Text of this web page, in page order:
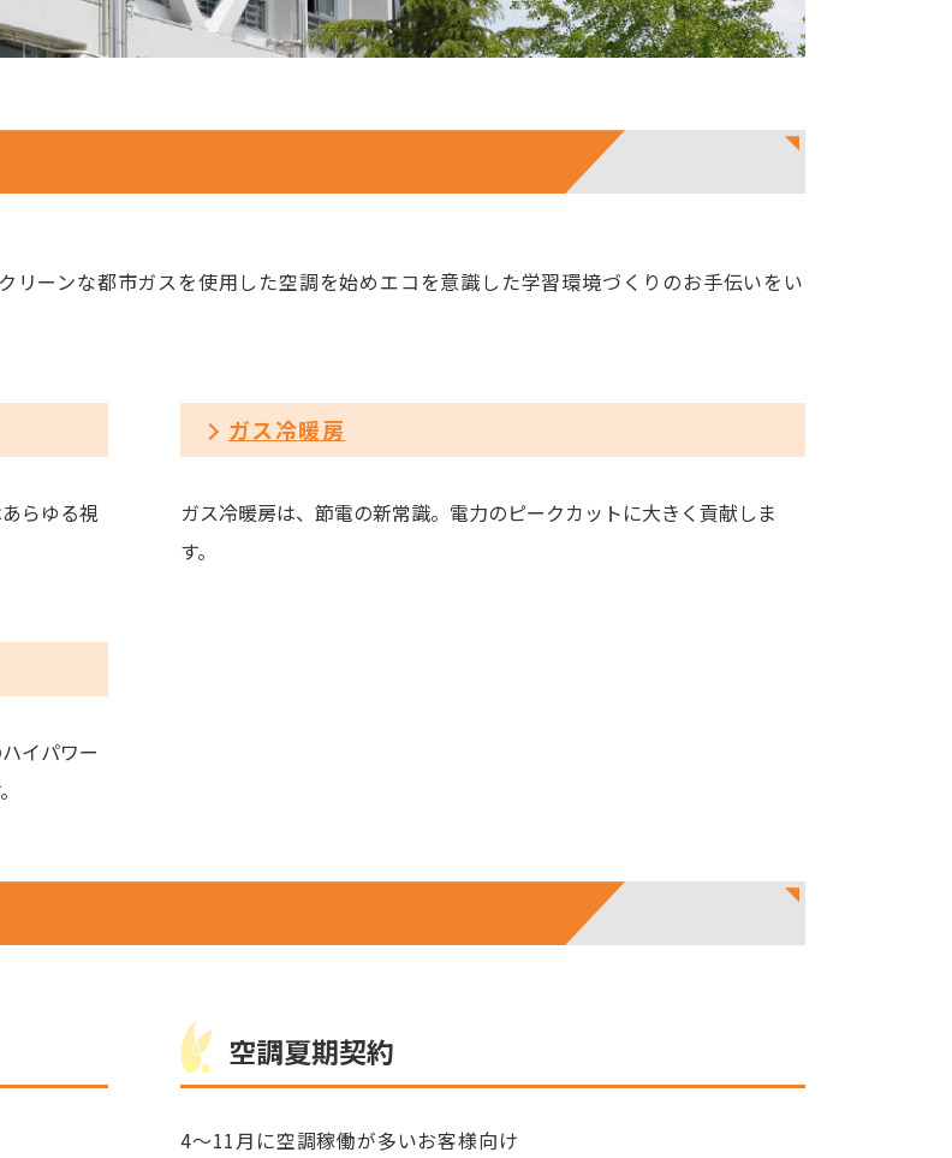
リーンな都市ガスを使用した空調を始めエコを意識した学習環境づくりのお手伝いをい
らゆる視
ガス冷暖房
ガス冷暖房は、節電の新常識。電力のピークカットに大きく貢献しま
す。
イパワー
空調夏期契約
4～11月に空調稼働が多いお客様向け